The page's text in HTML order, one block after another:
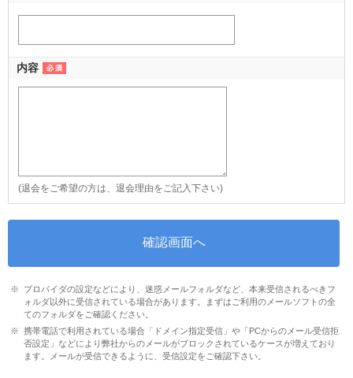
内容
(退会をご希望の方は、退会理由をご記入下さい)
プロバイダの設定などにより、迷惑メールフォルダなど、本来受信されるべきフ
ォルダ以外に受信されている場合があります。まずはご利用のメールソフトの全
てのフォルダをご確認ください。
携帯電話で利用されている場合「ドメイン指定受信」や「PCからのメール受信拒
否設定」などにより弊社からのメールがブロックされているケースが増えており
ます。メールが受信できるように、受信設定をご確認下さい。